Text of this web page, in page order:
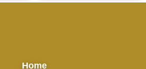
Home